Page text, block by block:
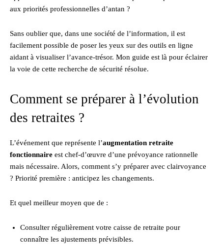
aux priorités professionnelles d’antan ?
Sans oublier que, dans une société de l’information, il est
facilement possible de poser les yeux sur des outils en ligne
aidant à visualiser l’avance-trésor. Mon guide est là pour éclairer
la voie de cette recherche de sécurité résolue.
Comment se préparer à l’évolution
des retraites ?
L’événement que représente l’augmentation retraite
fonctionnaire est chef-d’œuvre d’une prévoyance rationnelle
mais nécessaire. Alors, comment s’y préparer avec clairvoyance
? Priorité première : anticipez les changements.
Et quel meilleur moyen que de :
Consulter régulièrement votre caisse de retraite pour
connaître les ajustements prévisibles.